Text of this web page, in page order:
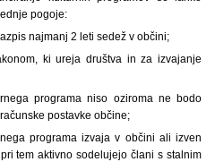
pogoje:
najmanj 2 leti sedež v občini;
ki ureja društva in za izvajanje
programa niso oziroma ne bodo
postavke občine;
programa izvaja v občini ali izven
tem aktivno sodelujejo člani s stalnim